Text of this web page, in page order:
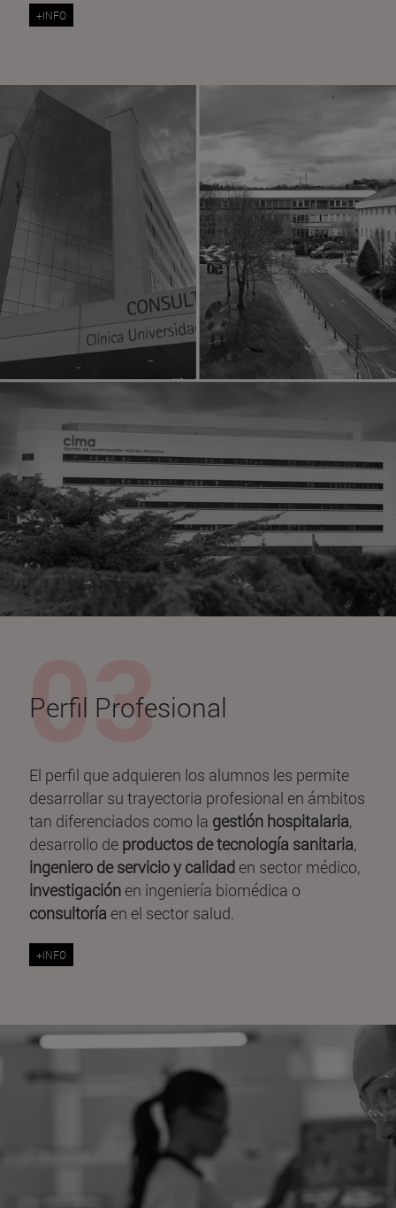
+INFO
Perfil Profesional
El perfil que adquieren los alumnos les permite
desarrollar su trayectoria profesional en ámbitos
tan diferenciados como la gestión hospitalaria,
desarrollo de productos de tecnología sanitaria,
ingeniero de servicio y calidaden sector médico,
investigación en ingeniería biomédica o
consultoría en el sector salud.
+INFO